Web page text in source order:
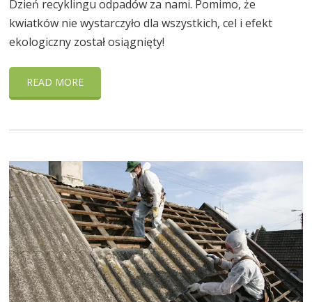
Dzień recyklingu odpadów za nami. Pomimo, że
kwiatków nie wystarczyło dla wszystkich, cel i efekt
ekologiczny został osiągnięty!
READ MORE